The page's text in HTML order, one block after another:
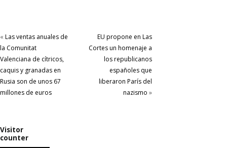
« Las ventas anuales de
la Comunitat
Valenciana de cítricos,
caquis y granadas en
Rusia son de unos 67
millones de euros
EU propone en Las
Cortes un homenaje a
los republicanos
españoles que
liberaron París del
nazismo »
Visitor
counter